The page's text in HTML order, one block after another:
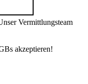
Vermittlungsteam
akzeptieren!